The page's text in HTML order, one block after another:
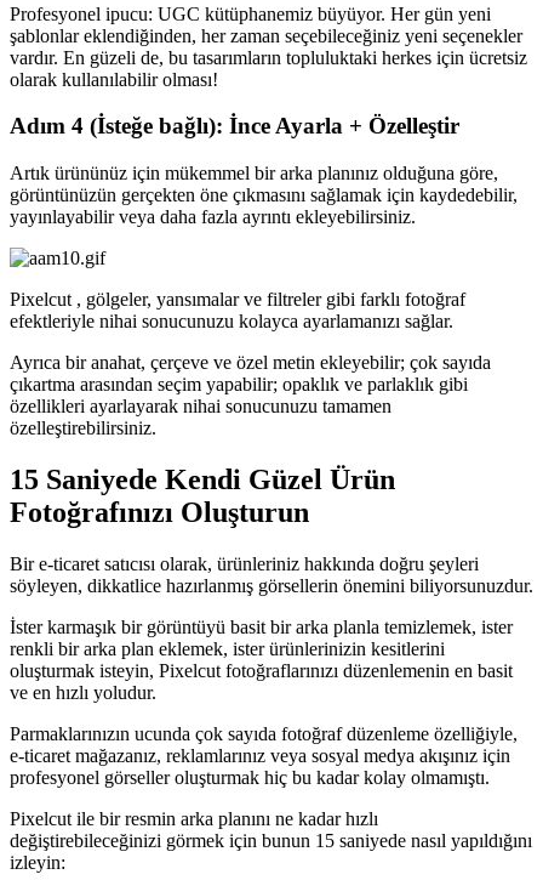
Profesyonel ipucu: UGC kütüphanemiz büyüyor. Her gün yeni
şablonlar eklendiğinden, her zaman seçebileceğiniz yeni seçenekler
vardır. En güzeli de, bu tasarımların topluluktaki herkes için ücretsiz
olarak kullanılabilir olması!
Adım 4 (İsteğe bağlı): İnce Ayarla + Özelleştir
Artık ürününüz için mükemmel bir arka planınız olduğuna göre,
görüntünüzün gerçekten öne çıkmasını sağlamak için kaydedebilir,
yayınlayabilir veya daha fazla ayrıntı ekleyebilirsiniz.
Pixelcut , gölgeler, yansımalar ve filtreler gibi farklı fotoğraf
efektleriyle nihai sonucunuzu kolayca ayarlamanızı sağlar.
Ayrıca bir anahat, çerçeve ve özel metin ekleyebilir; çok sayıda
çıkartma arasından seçim yapabilir; opaklık ve parlaklık gibi
özellikleri ayarlayarak nihai sonucunuzu tamamen
özelleştirebilirsiniz.
15 Saniyede Kendi Güzel Ürün
Fotoğrafınızı Oluşturun
Bir e-ticaret satıcısı olarak, ürünleriniz hakkında doğru şeyleri
söyleyen, dikkatlice hazırlanmış görsellerin önemini biliyorsunuzdur.
İster karmaşık bir görüntüyü basit bir arka planla temizlemek, ister
renkli bir arka plan eklemek, ister ürünlerinizin kesitlerini
oluşturmak isteyin, Pixelcut fotoğraflarınızı düzenlemenin en basit
ve en hızlı yoludur.
Parmaklarınızın ucunda çok sayıda fotoğraf düzenleme özelliğiyle,
e-ticaret mağazanız, reklamlarınız veya sosyal medya akışınız için
profesyonel görseller oluşturmak hiç bu kadar kolay olmamıştı.
Pixelcut ile bir resmin arka planını ne kadar hızlı
değiştirebileceğinizi görmek için bunun 15 saniyede nasıl yapıldığını
izleyin: